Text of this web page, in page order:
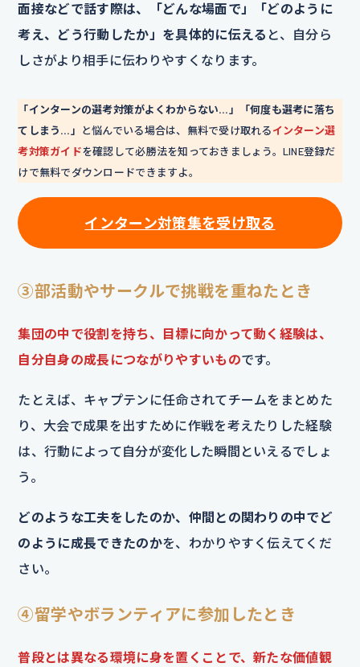
面接などで話す際は、「どんな場面で」「どのように
考え、どう行動したか」を具体的に伝える と、自分ら
しさがより相手に伝わりやすくなります。
「インターンの選考対策がよくわからない…」「何度も選考に落ち
てしまう…」
と悩んでいる場合は、無料で受け取れるインターン選
考対策ガイドを確認して必勝法を知っておきましょう。LINE登録だ
けで無料でダウンロードできますよ。
インターン対策集を受け取る
③部活動やサークルで挑戦を重ねたとき
集団の中で役割を持ち、目標に向かって動く経験は、
自分自身の成長につながりやすいものです。
たとえば、キャプテンに任命されてチームをまとめた
り、大会で成果を出すために作戦を考えたりした経験
は、行動によって自分が変化した瞬間といえるでしょ
う。
どのような工夫をしたのか、仲間との関わりの中でど
のように成長できたのかを、わかりやすく伝えてくだ
さい。
④留学やボランティアに参加したとき
普段とは異なる環境に身を置くことで、新たな価値観